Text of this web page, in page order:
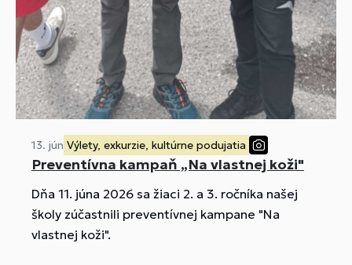
13. jún Výlety, exkurzie, kultúrne podujatia
Preventívna kampaň „Na vlastnej koži"
Dňa 11. júna 2026 sa žiaci 2. a 3. ročníka našej
školy zúčastnili preventívnej kampane "Na
vlastnej koži".